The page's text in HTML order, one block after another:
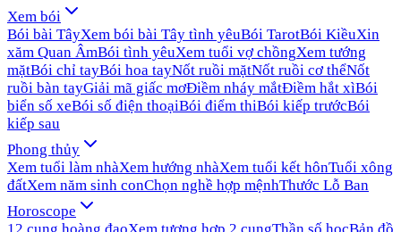
Xem bói
Bói bài TâyXem bói bài Tây tình yêuBói TarotBói KiềuXin
xăm Quan ÂmBói tình yêuXem tuổi vợ chồngXem tướng
mặtBói chỉ tayBói hoa tayNốt ruồi mặtNốt ruồi cơ thểNốt
ruồi bàn tayGiải mã giấc mơĐiềm nháy mắtĐiềm hắt xìBói
biển số xeBói số điện thoạiBói điểm thiBói kiếp trướcBói
kiếp sau
Phong thủy
Xem tuổi làm nhàXem hướng nhàXem tuổi kết hônTuổi xông
đấtXem năm sinh conChọn nghề hợp mệnhThước Lỗ Ban
Horoscope